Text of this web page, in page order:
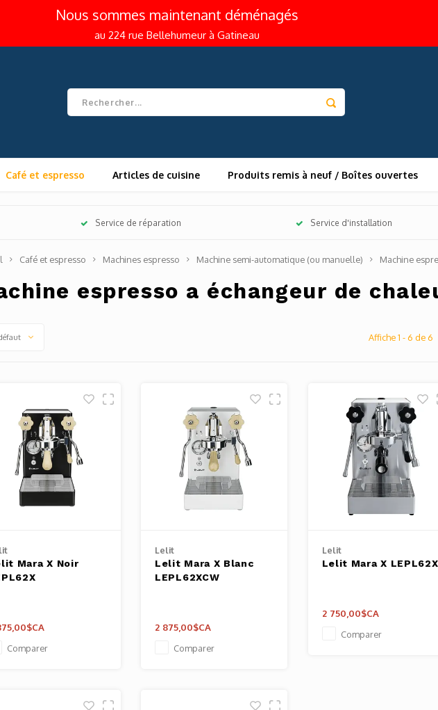
Nous sommes maintenant déménagés
au 224 rue Bellehumeur à Gatineau
Café et espresso Articles de cuisine Produits remis à neuf / Boîtes ouvertes
Service de réparation Service d'installation
Café et espresso Machines espresso Machine semi-automatique (ou manuelle) Machine
espresso a échangeur de
Affiche 1 - 6 de 6
Mara X Noir
Comparer
Lelit
Lelit Mara X Blanc
LEPL62XCW
2 875,00$CA
Comparer
Lelit
Lelit Mara X LEPL62X
2 750,00$CA
Comparer